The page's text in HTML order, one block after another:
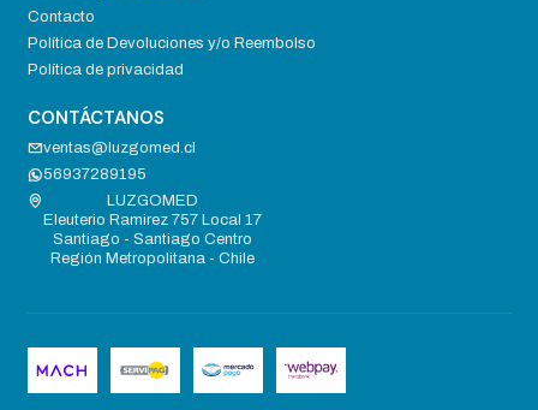
Contacto
Política de Devoluciones y/o Reembolso
Política de privacidad
CONTÁCTANOS
ventas@luzgomed.cl
56937289195
LUZGOMED
Eleuterio Ramirez 757 Local 17
Santiago - Santiago Centro
Región Metropolitana - Chile